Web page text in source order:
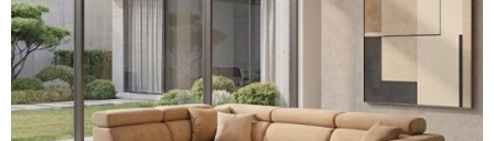
* kedvező ár
* moduláris rendszer
* motoros állíthatóság